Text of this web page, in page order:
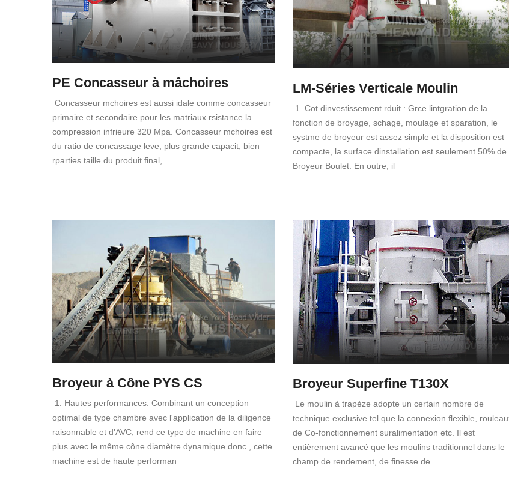
PE Concasseur à mâchoires
Concasseur mchoires est aussi idale comme concasseur
primaire et secondaire pour les matriaux rsistance la
compression infrieure 320 Mpa. Concasseur mchoires est
du ratio de concassage leve, plus grande capacit, bien
rparties taille du produit final,
LM-Séries Verticale Moulin
1. Cot dinvestissement rduit : Grce lintgration de la
fonction de broyage, schage, moulage et sparation, le
systme de broyeur est assez simple et la disposition est
compacte, la surface dinstallation est seulement 50% de
Broyeur Boulet. En outre, il
Broyeur à Cône PYS CS
1. Hautes performances. Combinant un conception
optimal de type chambre avec l'application de la diligence
raisonnable et d'AVC, rend ce type de machine en faire
plus avec le même cône diamètre dynamique donc , cette
machine est de haute performan
Broyeur Superfine T130X
Le moulin à trapèze adopte un certain nombre de
technique exclusive tel que la connexion flexible,
de Co-fonctionnement suralimentation etc. Il est
entièrement avancé que les moulins traditionnel dans le
champ de rendement, de finesse de